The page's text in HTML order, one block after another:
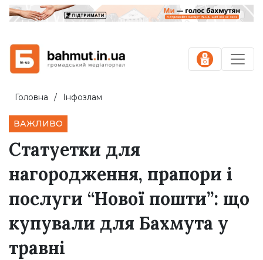
Головна Інфозлам
ВАЖЛИВО
Статуетки для
нагородження, прапори і
послуги “Нової пошти”: що
купували для Бахмута у
травні